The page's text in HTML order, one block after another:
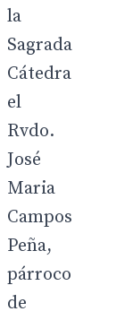
la
Sagrada
Cátedra
el
Rvdo.
José
Maria
Campos
Peña,
párroco
de